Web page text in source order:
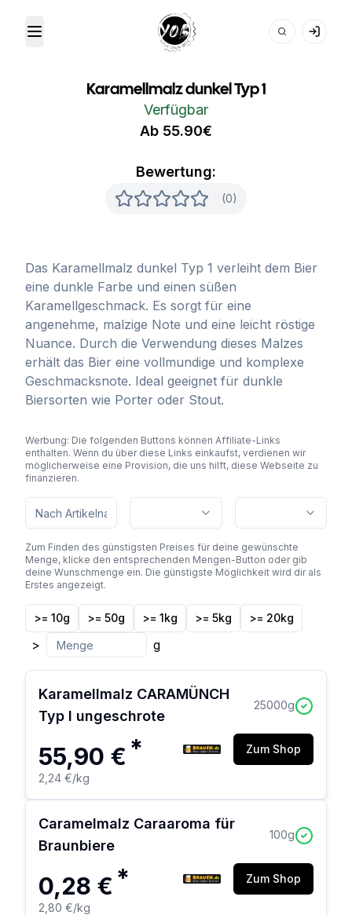
Toggle Menu Your Own Beer
Karamellmalz dunkel Typ 1
Bewertung:
(0)
Verfügbar
Ab 55.90€
Das Karamellmalz dunkel Typ 1 verleiht dem Bier
eine dunkle Farbe und einen süßen
Karamellgeschmack. Es sorgt für eine
angenehme, malzige Note und eine leicht röstige
Nuance. Durch die Verwendung dieses Malzes
erhält das Bier eine vollmundige und komplexe
Geschmacksnote. Ideal geeignet für dunkle
Biersorten wie Porter oder Stout.
Werbung: Die folgenden Buttons können Affiliate-Links
enthalten. Wenn du über diese Links einkaufst, verdienen wir
möglicherweise eine Provision, die uns hilft, diese Webseite zu
finanzieren.
Zum Finden des günstigsten Preises für deine gewünschte
Menge, klicke den entsprechenden Mengen-Button oder gib
deine Wunschmenge ein. Die günstigste Möglichkeit wird dir als
Erstes angezeigt.
>= 10g >= 50g >= 1kg >= 5kg >= 20kg
> g
Karamellmalz CARAMÜNCH
Typ I ungeschrote
25000g
55,90 € *
2,24 €/kg
Zum Shop
Caramelmalz Caraaroma für
Braunbiere
100g
0,28 € *
2,80 €/kg
Zum Shop